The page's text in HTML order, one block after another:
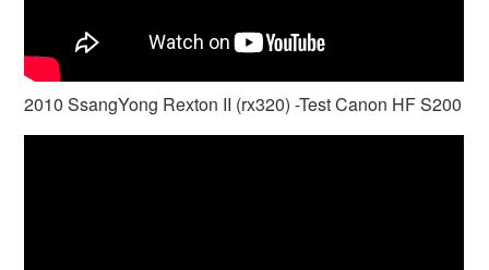
2010 SsangYong Rexton II (rx320) -Test Canon HF S200